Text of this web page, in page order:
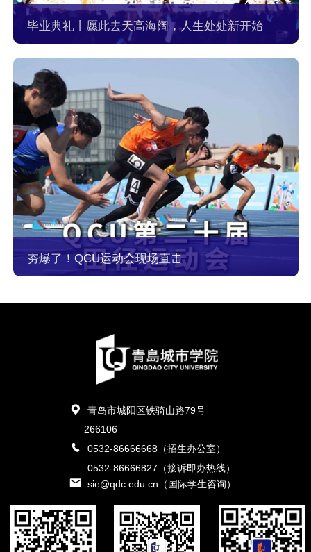
毕业典礼丨愿此去天高海阔，人生处处新开始
夯爆了！QCU运动会现场直击
青岛市城阳区铁骑山路79号
266106
0532-86666668（招生办公室）
0532-86666827（接诉即办热线）
sie@qdc.edu.cn（国际学生咨询）